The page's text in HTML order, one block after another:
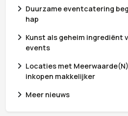
Duurzame eventcatering
hap
Kunst als geheim ingrediënt
events
Locaties met
inkopen makkelijker
Meer nieuws